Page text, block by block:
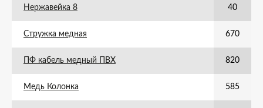
Нержавейка 8 40
Стружка медная 670
ПФ кабель медный ПВХ 820
Медь Колонка 585